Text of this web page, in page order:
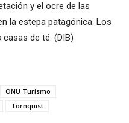
y el ocre de las
la estepa patagónica. Los
de té. (DIB)
ONU Turismo
Tornquist